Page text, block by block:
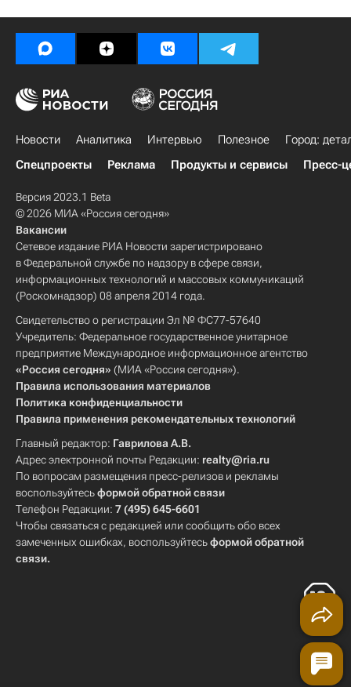
Новости Аналитика Интервью Полезное
Город:
Спецпроекты
Реклама Продукты и сервисы Пресс-
Версия 2023.1 Beta
© 2026 МИА «Россия сегодня»
Вакансии
Сетевое издание РИА Новости зарегистрировано
в Федеральной службе по надзору в сфере связи,
информационных технологий и массовых коммуникаций
(Роскомнадзор) 08 апреля 2014 года.
Свидетельство о регистрации Эл № ФС77-57640
Учредитель: Федеральное государственное унитарное
предприятие Международное информационное агентство
«Россия сегодня» (МИА «Россия сегодня»).
Правила использования материалов
Политика конфиденциальности
Правила применения рекомендательных технологий
Главный редактор: Гаврилова А.В.
Адрес электронной почты Редакции: realty@ria.ru
По вопросам размещения пресс-релизов и рекламы
воспользуйтесьформой обратной связи
Телефон Редакции: 7 (495) 645-6601
Чтобы связаться с редакцией или сообщить обо всех
замеченных ошибках, воспользуйтесьформой обратной
связи.